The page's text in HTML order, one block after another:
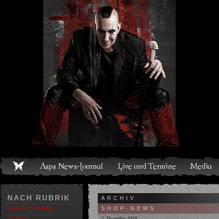
Live und Termine Media Shop Band Discografie
NACH RUBRIK
LIVE UND TERMINE
ARCHIV
SHOP-NEWS